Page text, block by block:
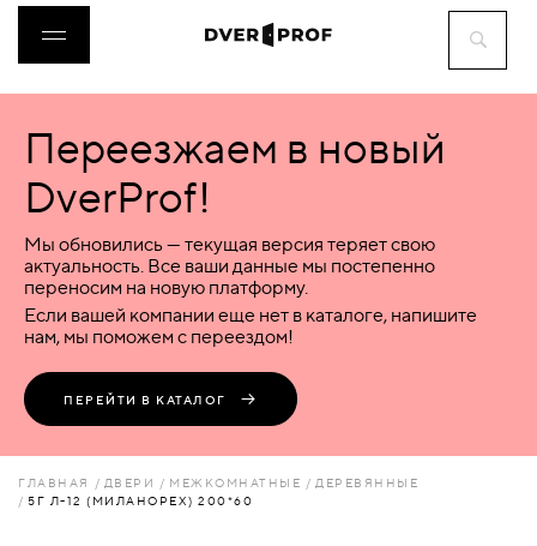
ДВЕРИ
ФУРНИТУРА
ВОРОТА
ПЕРЕГОРОДКИ
Переезжаем в новый
DverProf!
Мы обновились — текущая версия теряет свою
актуальность. Все ваши данные мы постепенно
переносим на новую платформу.
Если вашей компании еще нет в каталоге, напишите
нам, мы поможем с переездом!
ПЕРЕЙТИ В КАТАЛОГ
ГЛАВНАЯ ДВЕРИ МЕЖКОМНАТНЫЕ
ДЕРЕВЯННЫЕ
5Г Л-12 (МИЛАНОРЕХ) 200*60